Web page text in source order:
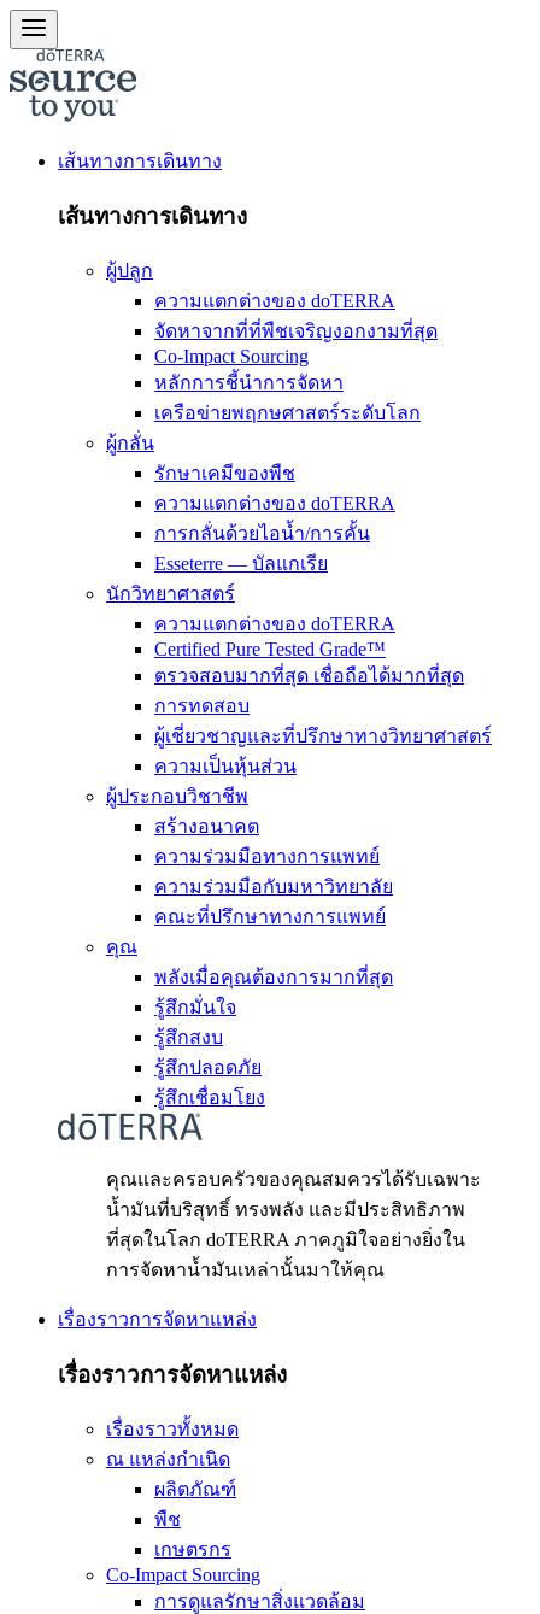
เส้นทางการเดินทาง
เส้นทางการเดินทาง
ผู้ปลูก
ความแตกต่างของ doTERRA
จัดหาจากที่ที่พืชเจริญงอกงามที่สุด
Co-Impact Sourcing
หลักการชี้นำการจัดหา
เครือข่ายพฤกษศาสตร์ระดับโลก
ผู้กลั่น
รักษาเคมีของพืช
ความแตกต่างของ doTERRA
การกลั่นด้วยไอน้ำ/การคั้น
Esseterre — บัลแกเรีย
นักวิทยาศาสตร์
ความแตกต่างของ doTERRA
Certified Pure Tested Grade™
ตรวจสอบมากที่สุด เชื่อถือได้มากที่สุด
การทดสอบ
ผู้เชี่ยวชาญและที่ปรึกษาทางวิทยาศาสตร์
ความเป็นหุ้นส่วน
ผู้ประกอบวิชาชีพ
สร้างอนาคต
ความร่วมมือทางการแพทย์
ความร่วมมือกับมหาวิทยาลัย
คณะที่ปรึกษาทางการแพทย์
คุณ
พลังเมื่อคุณต้องการมากที่สุด
รู้สึกมั่นใจ
รู้สึกสงบ
รู้สึกปลอดภัย
รู้สึกเชื่อมโยง
คุณและครอบครัวของคุณสมควรได้รับเฉพาะ
น้ำมันที่บริสุทธิ์ ทรงพลัง และมีประสิทธิภาพ
ที่สุดในโลก doTERRA ภาคภูมิใจอย่างยิ่งใน
การจัดหาน้ำมันเหล่านั้นมาให้คุณ
เรื่องราวการจัดหาแหล่ง
เรื่องราวการจัดหาแหล่ง
เรื่องราวทั้งหมด
ณ แหล่งกำเนิด
ผลิตภัณฑ์
พืช
เกษตรกร
Co-Impact Sourcing
การดูแลรักษาสิ่งแวดล้อม